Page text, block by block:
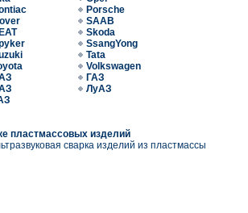
Porsche
SAAB
Skoda
SsangYong
Tata
Volkswagen
ГАЗ
ЛуАЗ
пластмассовых изделий
сварка изделий из пластмассы